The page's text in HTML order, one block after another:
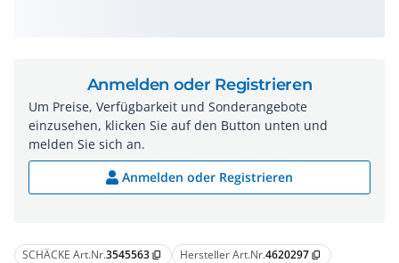
SCHÄCKE Art.Nr.3545563 content_copy Hersteller Art.Nr.4620297 content_copy
Anmelden oder Registrieren
Um Preise, Verfügbarkeit und Sonderangebote
einzusehen, klicken Sie auf den Button unten und
melden Sie sich an.
Anmelden oder Registrieren